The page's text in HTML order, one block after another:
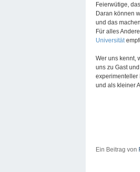
Feierwütige,
Daran können
und das
Für alles
Universität
Wer uns kennt,
uns zu Gast
experimenteller
und als kleiner
Ein Beitrag von